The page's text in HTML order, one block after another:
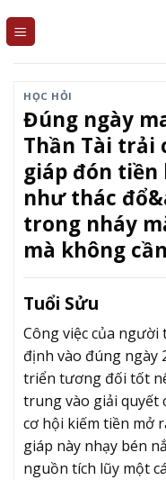
HỌC HỎI
Đúng ngày
Thần Tài trải
giáp đón tiền
như thác
trong nháy
mà không
Tuổi Sửu
Công việc của
định vào đúng ngày
triển tương đối tốt
trung vào giải quyết
cơ hội kiếm tiền mở
giáp này nhạy bén
nguồn tích lũy một